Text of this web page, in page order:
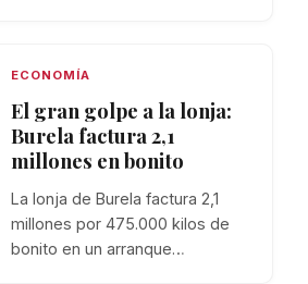
ECONOMÍA
El gran golpe a la lonja:
Burela factura 2,1
millones en bonito
La lonja de Burela factura 2,1
millones por 475.000 kilos de
bonito en un arranque…